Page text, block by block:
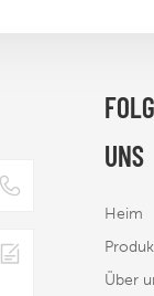
UNS
Heim
Über